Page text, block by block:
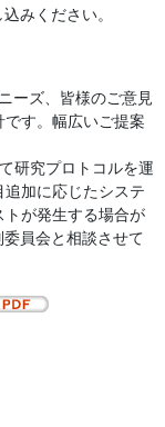
みください。
ーズ、皆様のご意見
す。幅広いご提案
研究プロトコルを運
加に応じたシステ
が発生する場合が
員会と相談させて